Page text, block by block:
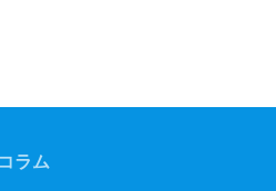
コラム